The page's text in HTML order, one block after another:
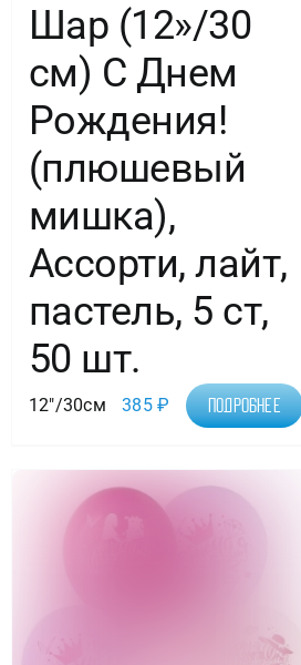
Шар (12»/30
см) С Днем
Рождения!
(плюшевый
мишка),
Ассорти, лайт,
пастель, 5 ст,
50 шт.
12"/30см 385₽ Подробнее